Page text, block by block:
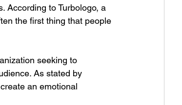
According to Turbologo, a
the first thing that people
seeking to
As stated by
an emotional